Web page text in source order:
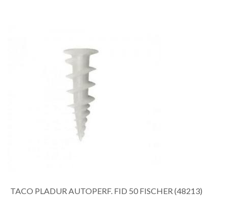
TACO PLADUR AUTOPERF. FID 50 FISCHER (48213)